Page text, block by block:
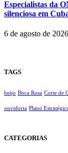
Especialistas da
silenciosa em
6 de agosto de 2026
TAGS
beijo Boca Rosa Corte de
ouvidoria Plano
CATEGORIAS